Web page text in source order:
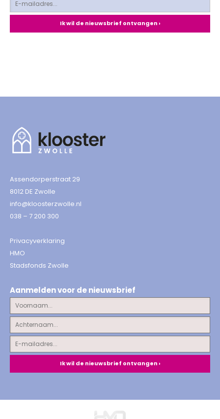
Assendorperstraat 29
8012 DE Zwolle
info@kloosterzwolle.nl
038 – 7 200 300
Privacyverklaring
HMO
Stadsfonds Zwolle
Aanmelden voor de nieuwsbrief